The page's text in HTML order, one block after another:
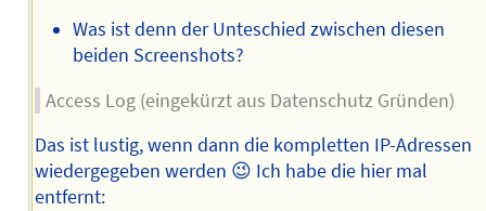
Was ist denn der Unteschied zwischen diesen
beiden Screenshots?
Access Log (eingekürzt aus Datenschutz Gründen)
Das ist lustig, wenn dann die kompletten IP-Adressen
wiedergegeben werden 😉 Ich habe die hier mal
entfernt: